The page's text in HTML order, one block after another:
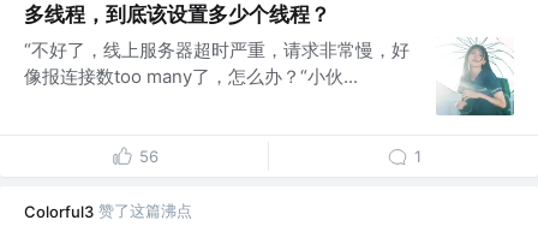
多线程，到底该设置多少个线程？
“不好了，线上服务器超时严重，请求非常慢，好
像报连接数too many了，怎么办？“小伙...
56 1
Colorful3 赞了这篇沸点